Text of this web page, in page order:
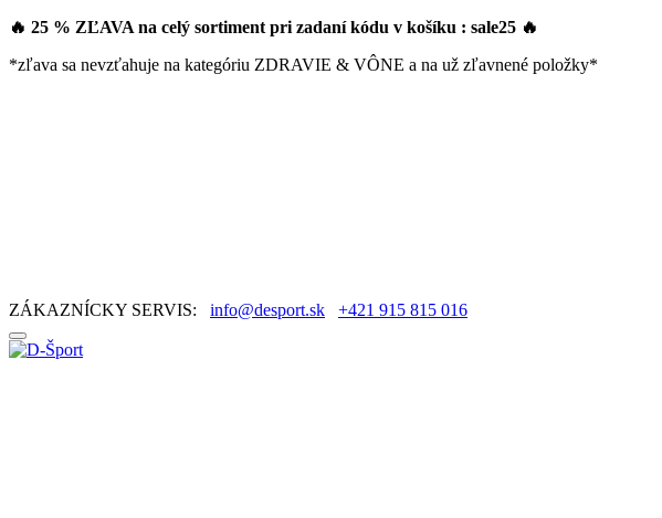
🔥 25 % ZĽAVA na celý sortiment pri zadaní kódu v košíku : sale25 🔥
*zľava sa nevzťahuje na kategóriu ZDRAVIE & VÔNE a na už zľavnené položky*
ZÁKAZNÍCKY SERVIS: info@desport.sk +421 915 815 016